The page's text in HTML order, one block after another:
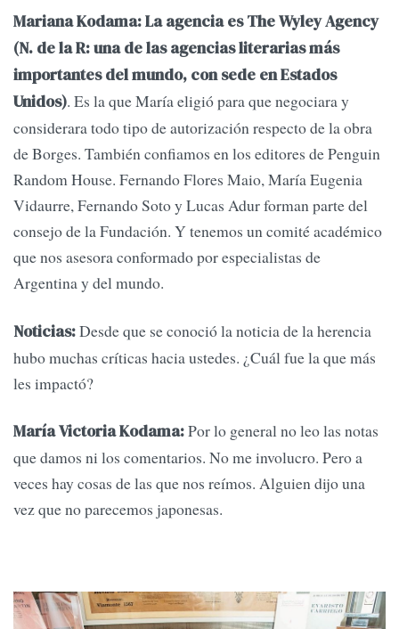
Mariana Kodama: La agencia es The Wyley Agency
(N. de la R: una de las agencias literarias más
importantes del mundo, con sede en Estados
Unidos). Es la que María eligió para que negociara y
considerara todo tipo de autorización respecto de la obra
de Borges. También confiamos en los editores de Penguin
Random House. Fernando Flores Maio, María Eugenia
Vidaurre, Fernando Soto y Lucas Adur forman parte del
consejo de la Fundación. Y tenemos un comité académico
que nos asesora conformado por especialistas de
Argentina y del mundo.
Noticias:Desde que se conoció la noticia de la herencia
hubo muchas críticas hacia ustedes. ¿Cuál fue la que más
les impactó?
María Victoria Kodama:Por lo general no leo las notas
que damos ni los comentarios. No me involucro. Pero a
veces hay cosas de las que nos reímos. Alguien dijo una
vez que no parecemos japonesas.